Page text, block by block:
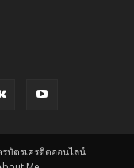
บัตรเครดิตออนไลน์